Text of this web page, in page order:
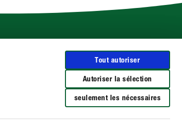
Tout autoriser
Autoriser la sélection
seulement les nécessaires
Les marques BARRIÈRE